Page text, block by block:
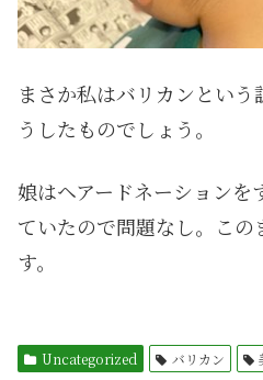
まさか私はバリカンとい
うしたものでしょう。
娘はヘアードネーションを
ていたので問題なし。こ
す。
Uncategorized バリカン